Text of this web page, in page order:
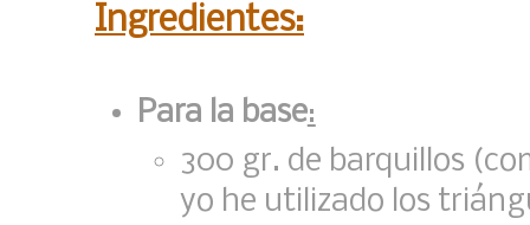
Ingredientes:
Para la base:
300 gr. de barquillos
yo he utilizado los